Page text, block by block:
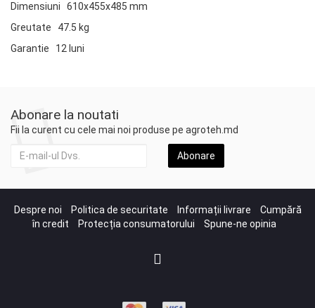
Dimensiuni 610x455x485 mm
Greutate 47.5 kg
Garantie 12 luni
Abonare la noutati
Fii la curent cu cele mai noi produse pe agroteh.md
Abonare
Despre noi Politica de securitate Informații livrare
Cumpără
în credit
Protecția consumatorului Spune-ne opinia